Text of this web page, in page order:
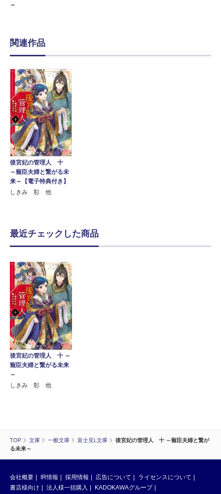
TOP 文庫 一般文庫 富士見L文庫
後宮妃の管理人 十 ～寵臣夫婦と繋が
る未来～
～
関連作品
後宮妃の管理人 十
～寵臣夫婦と繋がる未
来～【電子特典付き】
しきみ 彰 他
最近チェックした商品
後宮妃の管理人 十 ～
寵臣夫婦と繋がる未来
～
しきみ 彰 他
会社概要 IR情報 採用情報 広告について
ライセンスについて
書店様向け
法人様一括購入 KADOKAWAグループ